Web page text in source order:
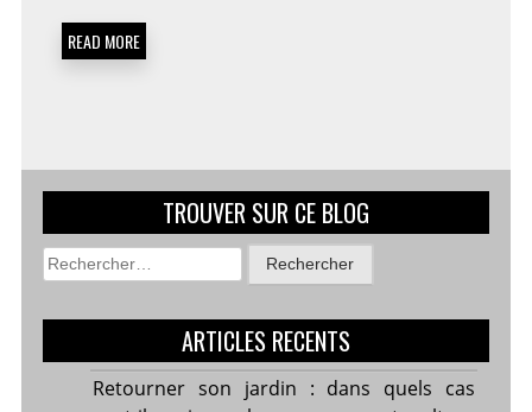
READ MORE
TROUVER SUR CE BLOG
Rechercher :
ARTICLES RECENTS
Retourner son jardin : dans quels cas